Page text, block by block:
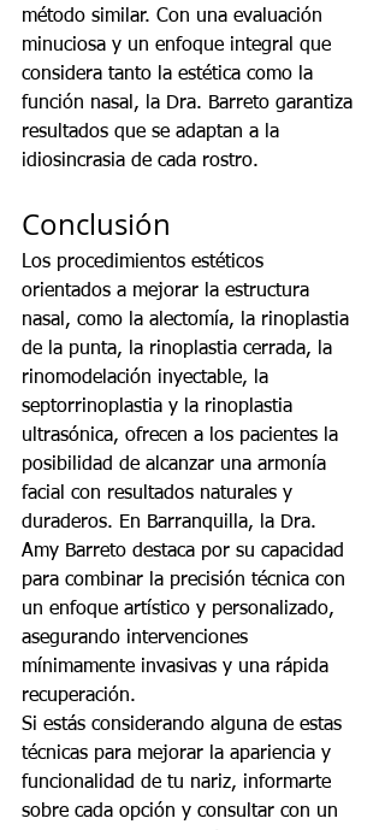
método similar. Con una evaluación
minuciosa y un enfoque integral que
considera tanto la estética como la
función nasal, la Dra. Barreto garantiza
resultados que se adaptan a la
idiosincrasia de cada rostro.
Conclusión
Los procedimientos estéticos
orientados a mejorar la estructura
nasal, como la alectomía, la rinoplastia
de la punta, la rinoplastia cerrada, la
rinomodelación inyectable, la
septorrinoplastia y la rinoplastia
ultrasónica, ofrecen a los pacientes la
posibilidad de alcanzar una armonía
facial con resultados naturales y
duraderos. En Barranquilla, la Dra.
Amy Barreto destaca por su capacidad
para combinar la precisión técnica con
un enfoque artístico y personalizado,
asegurando intervenciones
mínimamente invasivas y una rápida
recuperación.
Si estás considerando alguna de estas
técnicas para mejorar la apariencia y
funcionalidad de tu nariz, informarte
sobre cada opción y consultar con un